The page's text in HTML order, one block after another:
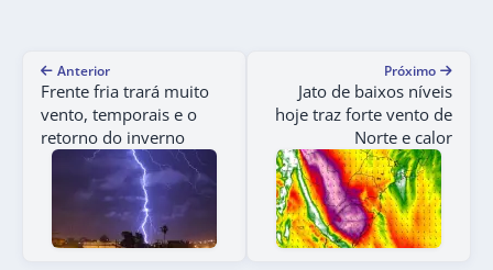
Anterior
Frente fria trará muito
vento, temporais e o
retorno do inverno
Próximo
Jato de baixos níveis
hoje traz forte vento de
Norte e calor